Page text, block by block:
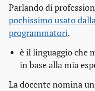
Parlando di
pochissimo usato
programmatori.
è il linguaggio che
in base alla mia
La docente nomina